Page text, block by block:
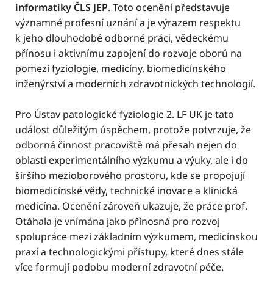
informatiky ČLS JEP. Toto ocenění představuje
významné profesní uznání a je výrazem respektu
k jeho dlouhodobé odborné práci, vědeckému
přínosu i aktivnímu zapojení do rozvoje oborů na
pomezí fyziologie, medicíny, biomedicínského
inženýrství a moderních zdravotnických technologií.
Pro Ústav patologické fyziologie 2. LF UK je tato
událost důležitým úspěchem, protože potvrzuje, že
odborná činnost pracoviště má přesah nejen do
oblasti experimentálního výzkumu a výuky, ale i do
širšího mezioborového prostoru, kde se propojují
biomedicínské vědy, technické inovace a klinická
medicína. Ocenění zároveň ukazuje, že práce prof.
Otáhala je vnímána jako přínosná pro rozvoj
spolupráce mezi základním výzkumem, medicínskou
praxí a technologickými přístupy, které dnes stále
více formují podobu moderní zdravotní péče.